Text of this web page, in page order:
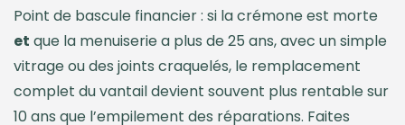
Point de bascule financier : si la crémone est morte
et que la menuiserie a plus de 25 ans, avec un simple
vitrage ou des joints craquelés, le remplacement
complet du vantail devient souvent plus rentable sur
10 ans que l’empilement des réparations. Faites